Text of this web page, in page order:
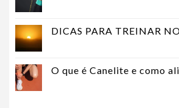
DICAS PARA TREINAR
O que é Canelite e como